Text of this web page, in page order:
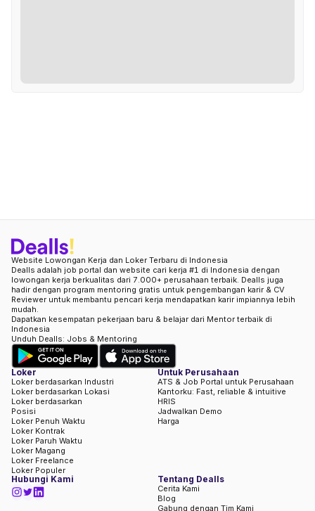
Website Lowongan Kerja dan Loker Terbaru di Indonesia
Dealls adalah job portal dan website cari kerja #1 di Indonesia dengan
lowongan kerja berkualitas dari 7.000+ perusahaan terbaik. Dealls juga
hadir dengan program mentoring gratis untuk pengembangan karir & CV
Reviewer untuk membantu pencari kerja mendapatkan karir impiannya lebih
mudah.
Dapatkan kesempatan pekerjaan baru & belajar dari Mentor terbaik di
Indonesia
Unduh Dealls: Jobs & Mentoring
Loker
Loker berdasarkan Industri
Loker berdasarkan Lokasi
Loker berdasarkan
Posisi
Loker Penuh Waktu
Loker Kontrak
Loker Paruh Waktu
Loker Magang
Loker Freelance
Loker Populer
Untuk Perusahaan
ATS & Job Portal untuk Perusahaan
Kantorku: Fast, reliable & intuitive
HRIS
Jadwalkan Demo
Harga
Hubungi Kami Tentang Dealls
Cerita Kami
Blog
Gabung dengan Tim Kami